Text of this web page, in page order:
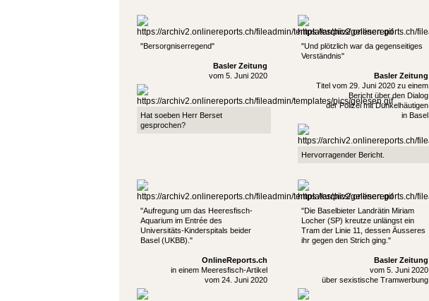
"Bersorgniserregend"
Basler Zeitung
vom 5. Juni 2020
Hat soeben Herr Berset
gesprochen?
"Und plötzlich war da gegenseitiges
Verständnis"
Basler Zeitung
Titel vom 29. Juni 2020 zu einem
Bericht über den Dialog
der Polizei mit Dunkelhäutigen
in Basel
Hervorragender Bericht.
"Aufregung um das Heeresfisch-
Aquarium im Entrée des
Universitäts-Kinderspitals beider
Basel (UKBB)."
OnlineReports.ch
in einem Meeresfisch-Artikel
vom 24. Juni 2020
"Die Baselbieter Landrätin Miriam
Locher (SP) kreutze unlängst ein
Tram der Linie 11, dessen Äusseres
ihr gegen den Strich ging."
Basler Zeitung
vom 5. Juni 2020
über sexistische Tramwerbung